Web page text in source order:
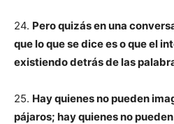
24. Pero quizás en una
que lo que se dice es o que el
existiendo detrás de las
25. Hay quienes no pueden
pájaros; hay quienes no